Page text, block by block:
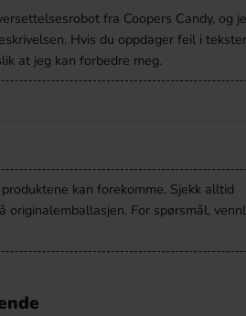
Fazer Marianne 2.5kg
569.91 kr
fra Coopers Candy, og
Hvis du oppdager feil i
at jeg kan forbedre meg.
kan forekomme. Sjekk alltid
originalemballasjen. For spørsmål,